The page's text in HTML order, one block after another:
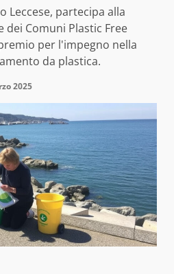
Leccese, partecipa alla
dei Comuni Plastic Free
per l'impegno nella
da plastica.
2025